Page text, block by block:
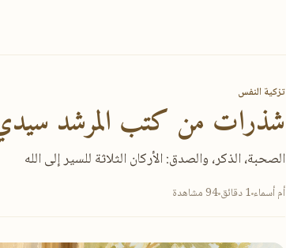
تزكية النفس
شذرات من كتب المرشد سيدي
الصحبة، الذكر، والصدق: الأركان الثلاثة للسير إلى الله
أم أسماء1 دقائق 94 مشاهدة